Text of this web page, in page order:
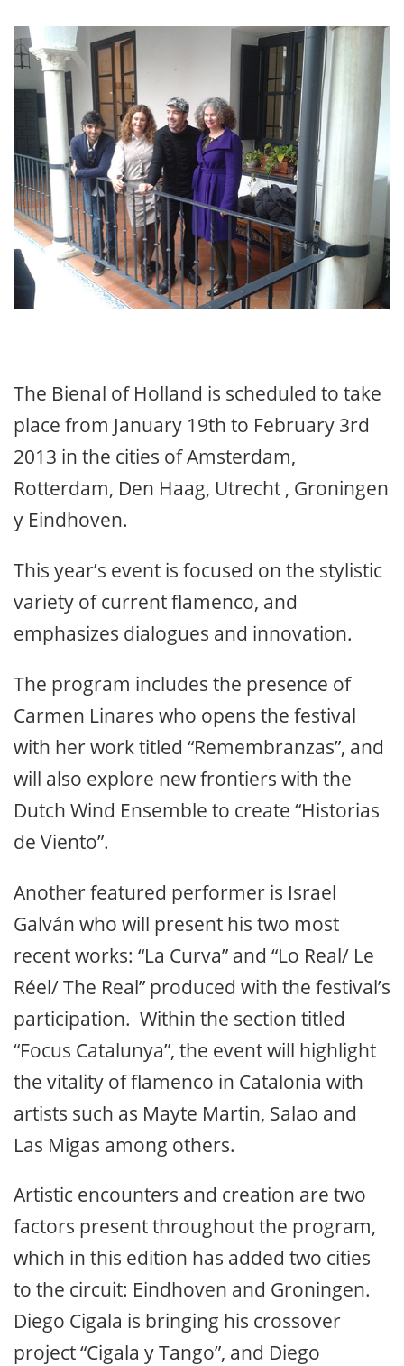
The Bienal of Holland is scheduled to take
place from January 19th to February 3rd
2013 in the cities of Amsterdam,
Rotterdam, Den Haag, Utrecht , Groningen
y Eindhoven.
This year’s event is focused on the stylistic
variety of current flamenco, and
emphasizes dialogues and innovation.
The program includes the presence of
Carmen Linares who opens the festival
with her work titled “Remembranzas”, and
will also explore new frontiers with the
Dutch Wind Ensemble to create “Historias
de Viento”.
Another featured performer is Israel
Galván who will present his two most
recent works: “La Curva” and “Lo Real/ Le
Réel/ The Real” produced with the festival’s
participation. Within the section titled
“Focus Catalunya”, the event will highlight
the vitality of flamenco in Catalonia with
artists such as Mayte Martin, Salao and
Las Migas among others.
Artistic encounters and creation are two
factors present throughout the program,
which in this edition has added two cities
to the circuit: Eindhoven and Groningen.
Diego Cigala is bringing his crossover
project “Cigala y Tango”, and Diego